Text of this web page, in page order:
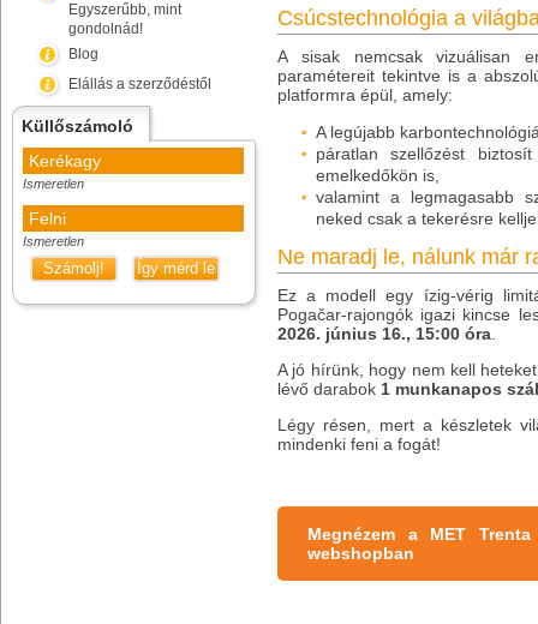
Egyszerűbb, mint
gondolnád!
Blog
Elállás a szerződéstől
Küllőszámoló
Kerékagy
Ismeretlen
Felni
Ismeretlen
Számolj! Így mérd le
Csúcstechnológia a
A sisak nemcsak vizuálisan
paramétereit tekintve is a
platformra épül, amely:
A legújabb
páratlan szellőzést
emelkedőkön is,
valamint a legmagasabb
neked csak a tekerésre
Ne maradj le, nálunk már
Ez a modell egy ízig-vérig
Pogačar-rajongók igazi kincse
2026. június 16., 15:00 óra
A jó hírünk, hogy nem kell
lévő darabok 1 munkanapos
Légy résen, mert a készletek
mindenki feni a fogát!
Megnézem a MET
webshopban